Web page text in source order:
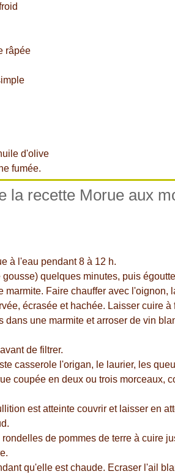
râpée
d'olive
fumée.
la recette Morue aux
à l'eau pendant 8 à 12 h.
quelques minutes, puis
marmite. Faire chauffer avec l'oignon,
écrasée et hachée. Laisser cuire à
dans une marmite et arroser de vin
de filtrer.
casserole l'origan, le laurier, les
coupée en deux ou trois morceaux,
est atteinte couvrir et laisser en
rondelles de pommes de terre à cuire
qu'elle est chaude. Ecraser l'ail